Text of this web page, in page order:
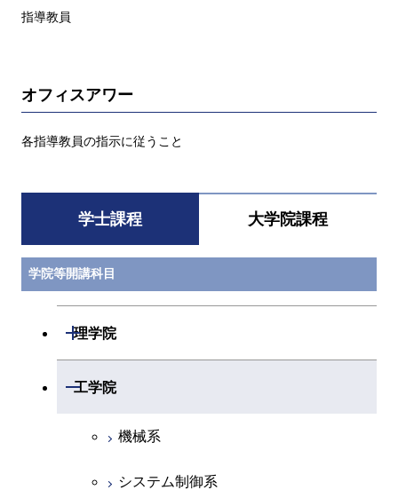
指導教員
オフィスアワー
各指導教員の指示に従うこと
学士課程 大学院課程
学院等開講科目
理学院
開閉
物理学系
工学院
開閉
機械系
システム制御系